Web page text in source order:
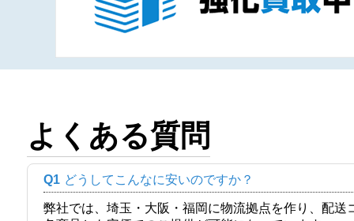
よくある質問
Q1 どうしてこんなに安いのですか？
弊社では、埼玉・大阪・福岡に物流拠点を作り、配